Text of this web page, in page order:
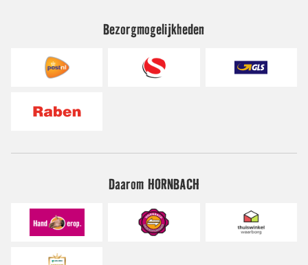
Bezorgmogelijkheden
Daarom HORNBACH